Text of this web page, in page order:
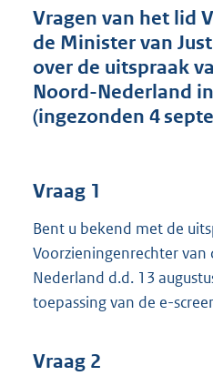
Vragen van het lid
de Minister van
over de uitspraak
Noord-Nederland
(ingezonden 4
Vraag 1
Bent u bekend met de
Voorzieningenrechter
Nederland d.d. 13
toepassing van de e-
Vraag 2